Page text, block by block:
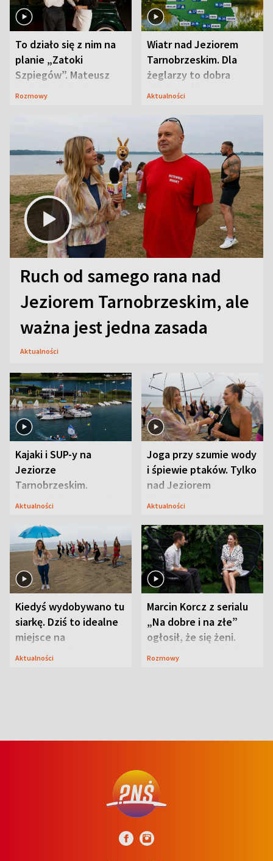
To działo się z nim na
planie „Zatoki
Szpiegów”. Mateusz
Janicki odsłonił
Rozmowy
Wiatr nad Jeziorem
Tarnobrzeskim. Dla
żeglarzy to dobra
wiadomość
Aktualności
Ruch od samego rana nad
Jeziorem Tarnobrzeskim, ale
ważna jest jedna zasada
Aktualności
Kajaki i SUP-y na
Jeziorze
Tarnobrzeskim.
Przyrodnicy zwracają
Aktualności
Joga przy szumie wody
i śpiewie ptaków. Tylko
nad Jeziorem
Tarnobrzeskim
Aktualności
Kiedyś wydobywano tu
siarkę. Dziś to idealne
miejsce na
wypoczynek
Aktualności
Marcin Korcz z serialu
„Na dobre i na złe”
ogłosił, że się żeni.
Zdradził, co zmienił
Rozmowy